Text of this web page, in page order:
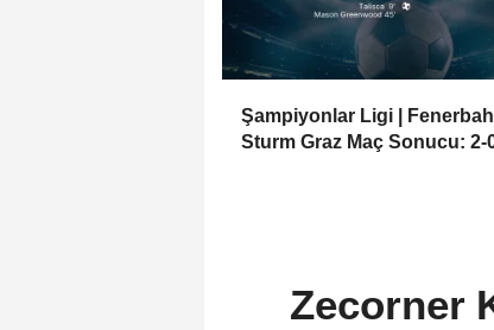
Şampiyonlar Ligi |
Sturm Graz Maç Sonucu: 2-
Zecorner